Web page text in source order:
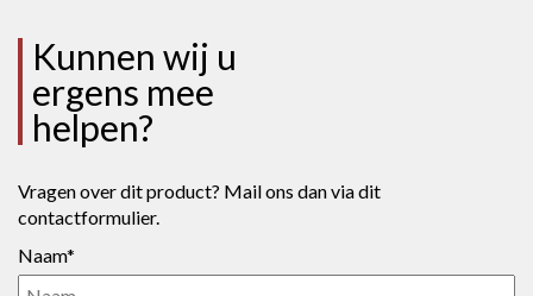
Kunnen wij u
ergens mee
helpen?
Vragen over dit product? Mail ons dan via dit
contactformulier.
Naam*